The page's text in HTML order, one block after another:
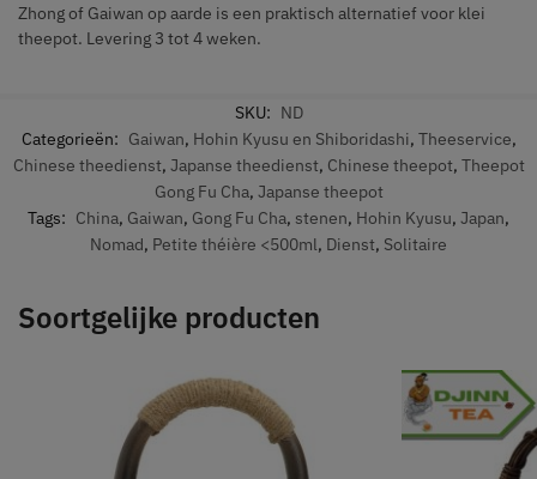
Zhong of Gaiwan op aarde is een praktisch alternatief voor klei
theepot. Levering 3 tot 4 weken.
SKU: ND
Categorieën: Gaiwan, Hohin Kyusu en Shiboridashi, Theeservice,
Chinese theedienst, Japanse theedienst, Chinese theepot, Theepot
Gong Fu Cha, Japanse theepot
Tags: China, Gaiwan, Gong Fu Cha, stenen, Hohin Kyusu, Japan,
Nomad, Petite théière <500ml, Dienst, Solitaire
Soortgelijke producten